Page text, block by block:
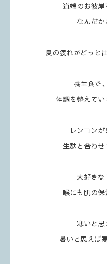
道端のお彼
なんだか
夏の疲れがどっと
養生食で
体調を整えて
レンコン
生麩と合わ
大好き
喉にも肌の
寒いと思
暑いと思えば